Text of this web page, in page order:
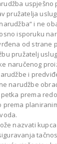
pružatelja
i ne
isporuku
od strane
pružatelj
naručenog
i
narudžbe
prema
prema
nazvati